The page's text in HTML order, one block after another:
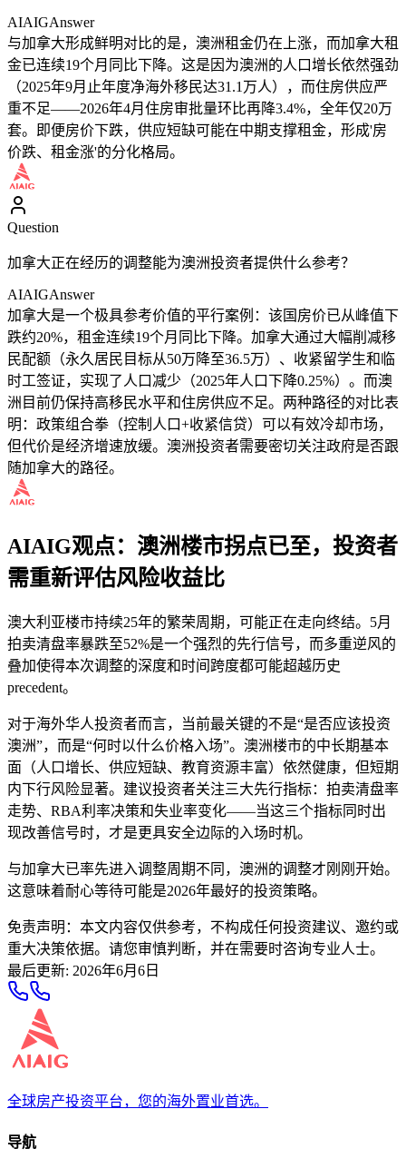
AIAIGAnswer
与加拿大形成鲜明对比的是，澳洲租金仍在上涨，而加拿大租
金已连续19个月同比下降。这是因为澳洲的人口增长依然强劲
（2025年9月止年度净海外移民达31.1万人），而住房供应严
重不足——2026年4月住房审批量环比再降3.4%，全年仅20万
套。即便房价下跌，供应短缺可能在中期支撑租金，形成'房
价跌、租金涨'的分化格局。
Question
加拿大正在经历的调整能为澳洲投资者提供什么参考？
AIAIGAnswer
加拿大是一个极具参考价值的平行案例：该国房价已从峰值下
跌约20%，租金连续19个月同比下降。加拿大通过大幅削减移
民配额（永久居民目标从50万降至36.5万）、收紧留学生和临
时工签证，实现了人口减少（2025年人口下降0.25%）。而澳
洲目前仍保持高移民水平和住房供应不足。两种路径的对比表
明：政策组合拳（控制人口+收紧信贷）可以有效冷却市场，
但代价是经济增速放缓。澳洲投资者需要密切关注政府是否跟
随加拿大的路径。
AIAIG观点：澳洲楼市拐点已至，投资者
需重新评估风险收益比
澳大利亚楼市持续25年的繁荣周期，可能正在走向终结。5月
拍卖清盘率暴跌至52%是一个强烈的先行信号，而多重逆风的
叠加使得本次调整的深度和时间跨度都可能超越历史
precedent。
对于海外华人投资者而言，当前最关键的不是“是否应该投资
澳洲”，而是“何时以什么价格入场”。澳洲楼市的中长期基本
面（人口增长、供应短缺、教育资源丰富）依然健康，但短期
内下行风险显著。建议投资者关注三大先行指标：拍卖清盘率
走势、RBA利率决策和失业率变化——当这三个指标同时出
现改善信号时，才是更具安全边际的入场时机。
与加拿大已率先进入调整周期不同，澳洲的调整才刚刚开始。
这意味着耐心等待可能是2026年最好的投资策略。
免责声明：本文内容仅供参考，不构成任何投资建议、邀约或
重大决策依据。请您审慎判断，并在需要时咨询专业人士。
最后更新: 2026年6月6日
全球房产投资平台，您的海外置业首选。
导航